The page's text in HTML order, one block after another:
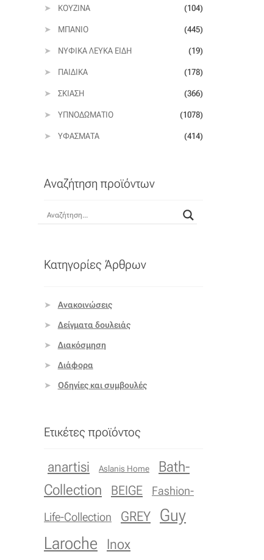
ΚΟΥΖΊΝΑ (104)
ΜΠΆΝΙΟ (445)
ΝΥΦΙΚΆ ΛΕΥΚΆ ΕΊΔΗ (19)
ΠΑΙΔΙΚΆ (178)
ΣΚΊΑΣΗ (366)
ΥΠΝΟΔΩΜΆΤΙΟ (1078)
ΥΦΆΣΜΑΤΑ (414)
Αναζήτηση προϊόντων
Κατηγορίες Άρθρων
Ανακοινώσεις
Δείγματα δουλειάς
Διακόσμηση
Διάφορα
Οδηγίες και συμβουλές
Ετικέτες προϊόντος
anartisi Aslanis Home
Bath-
Collection
BEIGE
Fashion-
Life-Collection
GREY
Guy
Laroche
Inox